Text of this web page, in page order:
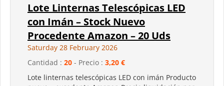
Lote Linternas Telescópicas LED
con Imán – Stock Nuevo
Procedente Amazon – 20 Uds
Saturday 28 February 2026
Cantidad : 20 - Precio : 3,20 €
Lote linternas telescópicas LED con imán Producto